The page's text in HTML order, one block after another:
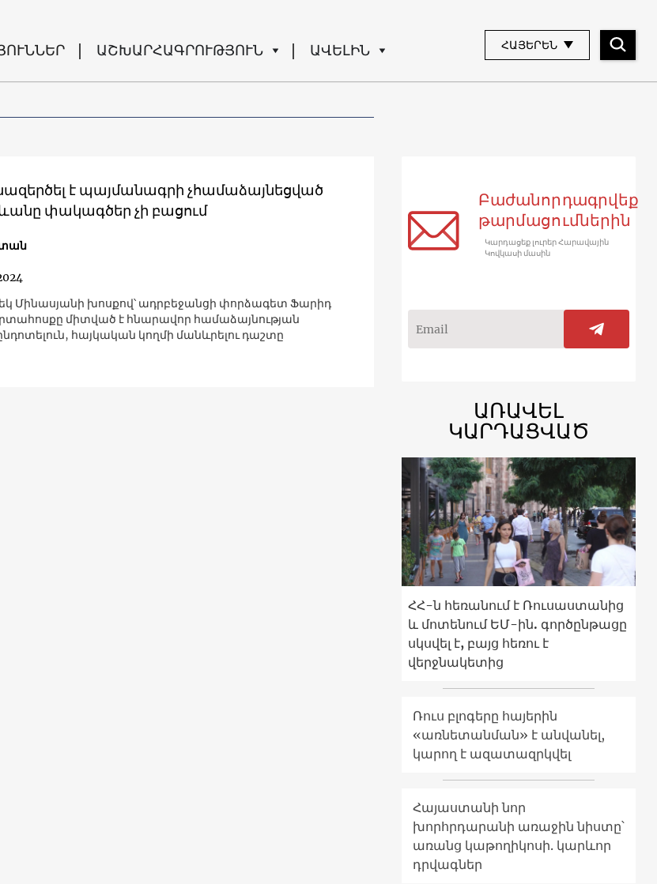
ԱՇԽԱՐՀԱԳՐՈՒԹՅՈՒՆ ԱՎԵԼԻՆ ՀԱՅԵՐԵՆ
է պայմանագրի չհամաձայնեցված
փակագծեր չի բացում
Մինասյանի խոսքով՝ ադրբեջանցի փորձագետ Ֆարիդ
միտված է հնարավոր համաձայնության
հայկական կողմի մանևրելու դաշտը
Բաժանորդագրվեք
թարմացումներին
Կարդացեք լուրեր Հարավային
Կովկասի մասին
ԱՌԱՎԵԼ
ԿԱՐԴԱՑՎԱԾ
ՀՀ-ն հեռանում է Ռուսաստանից
և մոտենում ԵՄ-ին. գործընթացը
սկսվել է, բայց հեռու է
վերջնակետից
Ռուս բլոգերը հայերին
«առնետանման» է անվանել,
կարող է ազատազրկվել
Հայաստանի նոր
խորհրդարանի առաջին նիստը՝
առանց կաթողիկոսի. կարևոր
դրվագներ